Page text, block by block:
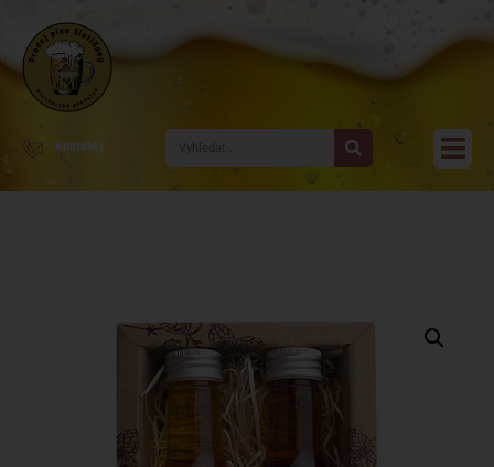
Kontakty